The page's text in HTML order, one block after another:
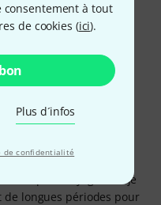
consentement à tout
de cookies (ici).
Plus d´infos
de confidentialité
voyage
pour voyager car je
longues périodes pour